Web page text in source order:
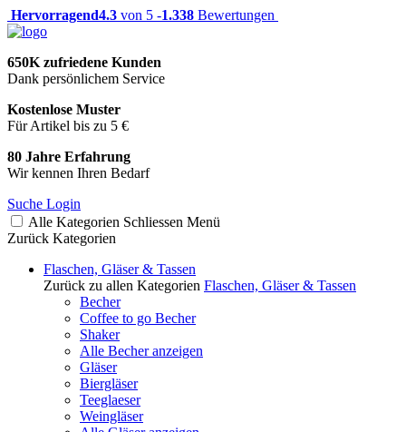
Hervorragend4.3 von 5 -1.338 Bewertungen
650K zufriedene Kunden
Dank persönlichem Service
Kostenlose Muster
Für Artikel bis zu 5 €
80 Jahre Erfahrung
Wir kennen Ihren Bedarf
Suche Login
Alle Kategorien Schliessen Menü
Zurück Kategorien
Flaschen, Gläser & Tassen
Zurück zu allen Kategorien Flaschen, Gläser & Tassen
Becher
Coffee to go Becher
Shaker
Alle Becher anzeigen
Gläser
Biergläser
Teeglaeser
Weingläser